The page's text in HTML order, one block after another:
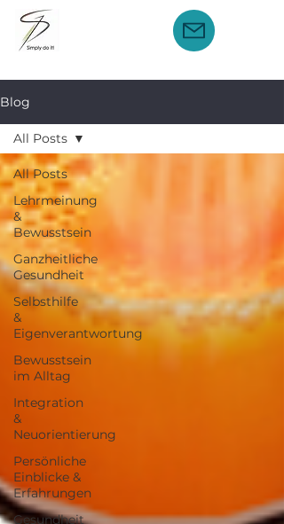
Blog
All Posts
Lehrmeinung
&
Bewusstsein
Ganzheitliche
Gesundheit
Selbsthilfe
&
Eigenverantwortung
Bewusstsein
im Alltag
Integration
&
Neuorientierung
Persönliche
Einblicke &
Erfahrungen
Gesundheit
All Posts